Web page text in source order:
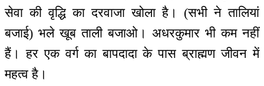
सेवा की वृद्धि का दरवाजा खोला है। (सभी ने तालियां
बजाई) भले खूब ताली बजाओ। अधरकुमार भी कम नहीं
हैं। हर एक वर्ग का बापदादा के पास ब्राह्मण जीवन में
महत्व है।